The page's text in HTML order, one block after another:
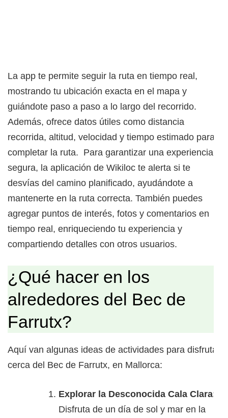
La app te permite seguir la ruta en tiempo real,
mostrando tu ubicación exacta en el mapa y
guiándote paso a paso a lo largo del recorrido.
Además, ofrece datos útiles como distancia
recorrida, altitud, velocidad y tiempo estimado para
completar la ruta. Para garantizar una experiencia
segura, la aplicación de Wikiloc te alerta si te
desvías del camino planificado, ayudándote a
mantenerte en la ruta correcta. También puedes
agregar puntos de interés, fotos y comentarios en
tiempo real, enriqueciendo tu experiencia y
compartiendo detalles con otros usuarios.
¿Qué hacer en los
alrededores del Bec de
Farrutx?
Aquí van algunas ideas de actividades para disfrutar
cerca del Bec de Farrutx, en Mallorca:
Explorar la Desconocida Cala Clara:
Disfruta de un día de sol y mar en la